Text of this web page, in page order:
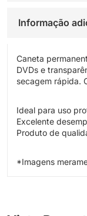
Informação
Caneta
DVDs e
secagem rápida.
Ideal para uso
Excelente
Produto de
*Imagens